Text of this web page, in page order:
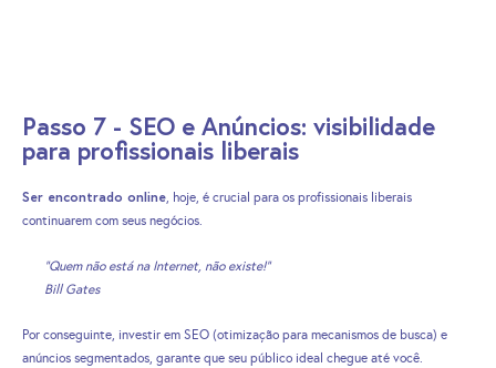
Passo 7 - SEO e Anúncios: visibilidade
para profissionais liberais
Ser encontrado online, hoje, é crucial para os profissionais liberais
continuarem com seus negócios.
“Quem não está na Internet, não existe!”
Bill Gates
Por conseguinte, investir em SEO (otimização para mecanismos de busca) e
anúncios segmentados, garante que seu público ideal chegue até você.